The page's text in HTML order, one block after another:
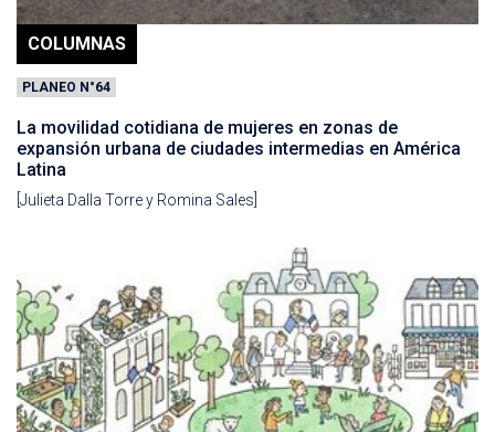
COLUMNAS
PLANEO N°64
La movilidad cotidiana de mujeres en zonas de
expansión urbana de ciudades intermedias en América
Latina
[Julieta Dalla Torre y Romina Sales]